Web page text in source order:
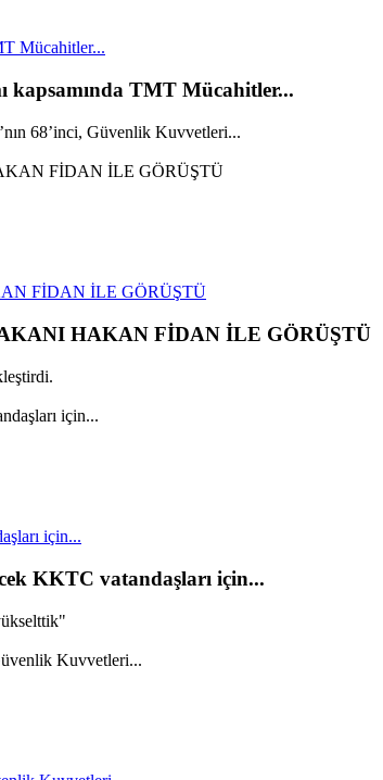
Mücahitler...
kapsamında TMT Mücahitler...
68’inci, Güvenlik Kuvvetleri...
FİDAN İLE GÖRÜŞTÜ
HAKAN FİDAN İLE GÖRÜŞTÜ
için...
KKTC vatandaşları için...